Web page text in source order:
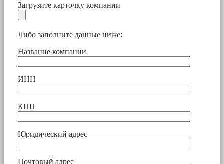
Загрузите карточку компании
Либо заполните данные ниже:
Название компании
ИНН
КПП
Юридический адрес
Почтовый адрес